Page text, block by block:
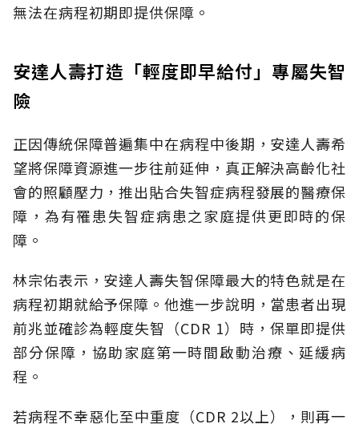
無法在病程初期即提供保障。
安達人壽打造「輕度即早給付」專屬失智
險
正因傳統保障普遍集中在病程中後期，安達人壽希
望將保障資源進一步往前延伸，真正解決高齡化社
會的照顧壓力，推出貼合失智症病程發展的醫療保
障，為有罹患失智症病患之家庭提供更即時的保
障。
林宗佑表示，安達人壽失智保障最大的特色就是在
病程初期就給予保障。他進一步說明，當患者出現
前兆並確診為輕度失智（CDR 1）時，保單即提供
部分保障，協助家庭第一時間啟動治療、延緩病
程。
若病程不幸惡化至中重度（CDR 2以上），則再一